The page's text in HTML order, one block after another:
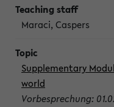
Maraci, Caspers
Supplementary
world
Vorbesprechung: